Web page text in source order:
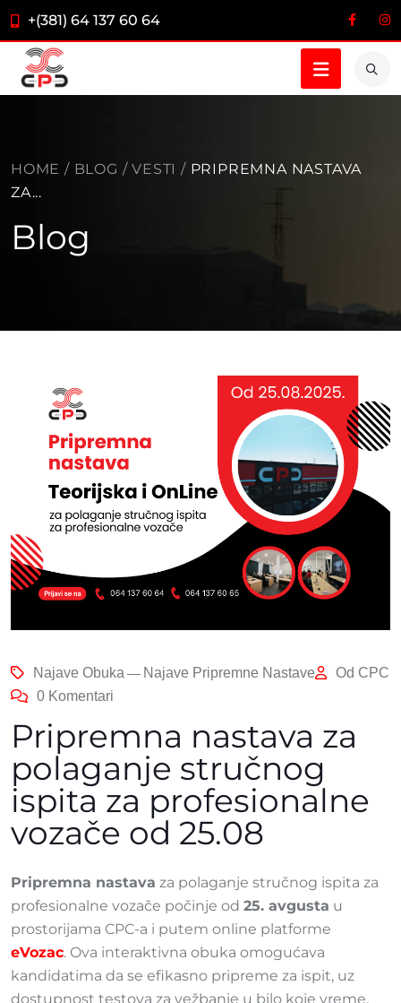
+(381) 64 137 60 64
HOME / BLOG /VESTI / PRIPREMNA NASTAVA
ZA...
Blog
Najave Obuka Najave Pripremne Nastave Od CPC
0 Komentari
Pripremna nastava za
polaganje stručnog
ispita za profesionalne
vozače od 25.08
Pripremna nastava za polaganje stručnog ispita za
profesionalne vozače počinje od 25. avgusta u
prostorijama CPC-a i putem online platforme
eVozac. Ova interaktivna obuka omogućava
kandidatima da se efikasno pripreme za ispit, uz
dostupnost testova za vežbanje u bilo koje vreme.